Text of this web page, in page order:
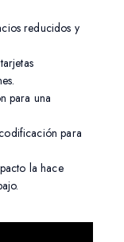
reducidos y
para una
para
la hace